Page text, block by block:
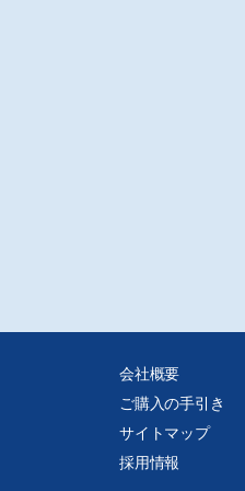
会社概要
ご購入の手引き
サイトマップ
採用情報